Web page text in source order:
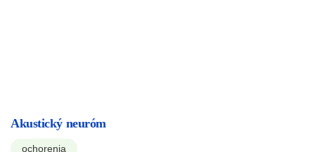
Akustický neuróm
ochorenia